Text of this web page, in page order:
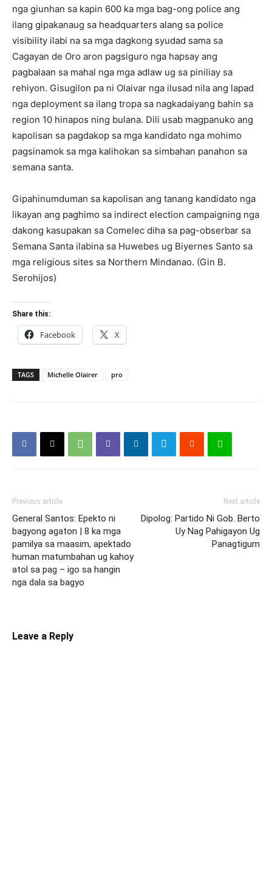
nga giunhan sa kapin 600 ka mga bag-ong police ang
ilang gipakanaug sa headquarters alang sa police
visibility ilabi na sa mga dagkong syudad sama sa
Cagayan de Oro aron pagsiguro nga hapsay ang
pagbalaan sa mahal nga mga adlaw ug sa piniliay sa
rehiyon. Gisugilon pa ni Olaivar nga ilusad nila ang lapad
nga deployment sa ilang tropa sa nagkadaiyang bahin sa
region 10 hinapos ning bulana. Dili usab magpanuko ang
kapolisan sa pagdakop sa mga kandidato nga mohimo
pagsinamok sa mga kalihokan sa simbahan panahon sa
semana santa.
Gipahinumduman sa kapolisan ang tanang kandidato nga
likayan ang paghimo sa indirect election campaigning nga
dakong kasupakan sa Comelec diha sa pag-obserbar sa
Semana Santa ilabina sa Huwebes ug Biyernes Santo sa
mga religious sites sa Northern Mindanao. (Gin B.
Serohijos)
Share this:
Facebook X
TAGS Michelle Olairer pro
Previous article
General Santos: Epekto ni
bagyong agaton | 8 ka mga
pamilya sa maasim, apektado
human matumbahan ug kahoy
atol sa pag – igo sa hangin
nga dala sa bagyo
Next article
Dipolog: Partido Ni Gob. Berto
Uy Nag Pahigayon Ug
Panagtigum
Leave a Reply